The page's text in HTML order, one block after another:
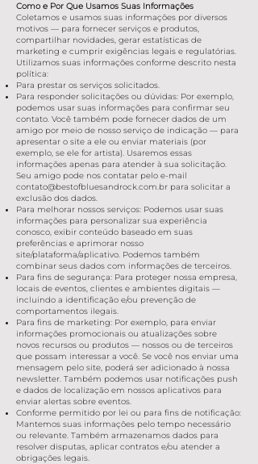
Como e Por Que Usamos Suas Informações
Coletamos e usamos suas informações por diversos
motivos — para fornecer serviços e produtos,
compartilhar novidades, gerar estatísticas de
marketing e cumprir exigências legais e regulatórias.
Utilizamos suas informações conforme descrito nesta
política:
Para prestar os serviços solicitados.
Para responder solicitações ou dúvidas: Por exemplo,
podemos usar suas informações para confirmar seu
contato. Você também pode fornecer dados de um
amigo por meio de nosso serviço de indicação — para
apresentar o site a ele ou enviar materiais (por
exemplo, se ele for artista). Usaremos essas
informações apenas para atender à sua solicitação.
Seu amigo pode nos contatar pelo e-mail
contato@bestofbluesandrock.com.br para solicitar a
exclusão dos dados.
Para melhorar nossos serviços: Podemos usar suas
informações para personalizar sua experiência
conosco, exibir conteúdo baseado em suas
preferências e aprimorar nosso
site/plataforma/aplicativo. Podemos também
combinar seus dados com informações de terceiros.
Para fins de segurança: Para proteger nossa empresa,
locais de eventos, clientes e ambientes digitais —
incluindo a identificação e/ou prevenção de
comportamentos ilegais.
Para fins de marketing: Por exemplo, para enviar
informações promocionais ou atualizações sobre
novos recursos ou produtos — nossos ou de terceiros
que possam interessar a você. Se você nos enviar uma
mensagem pelo site, poderá ser adicionado à nossa
newsletter. Também podemos usar notificações push
e dados de localização em nossos aplicativos para
enviar alertas sobre eventos.
Conforme permitido por lei ou para fins de notificação:
Mantemos suas informações pelo tempo necessário
ou relevante. Também armazenamos dados para
resolver disputas, aplicar contratos e/ou atender a
obrigações legais.